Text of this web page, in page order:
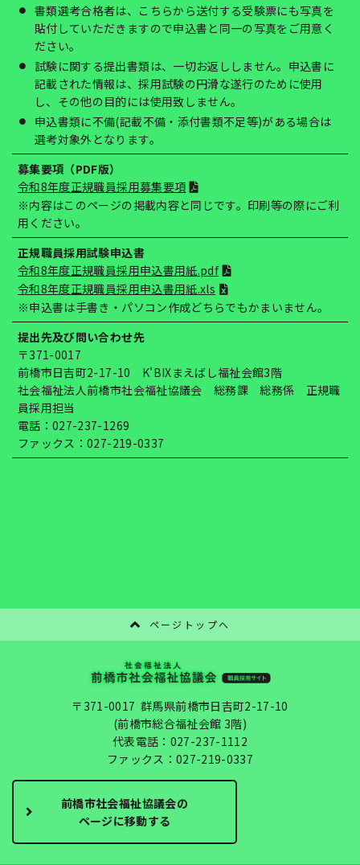
書類選考合格者は、こちらから送付する受験票にも写真を
貼付していただきますので申込書と同一の写真をご用意く
ださい。
試験に関する提出書類は、一切お返ししません。申込書に
記載された情報は、採用試験の円滑な遂行のために使用
し、その他の目的には使用致しません。
申込書類に不備(記載不備・添付書類不足等)がある場合は
選考対象外となります。
募集要項（PDF版）
令和8年度正規職員採用募集要項
※内容はこのページの掲載内容と同じです。印刷等の際にご利
用ください。
正規職員採用試験申込書
令和8年度正規職員採用申込書用紙.pdf
令和8年度正規職員採用申込書用紙.xls
※申込書は手書き・パソコン作成どちらでもかまいません。
提出先及び問い合わせ先
〒371-0017
前橋市日吉町2-17-10 K'BIXまえばし福祉会館3階
社会福祉法人前橋市社会福祉協議会 総務課 総務係 正規職
員採用担当
電話：027-237-1269
ファックス：027-219-0337
ページトップへ
〒371-0017 群馬県前橋市日吉町2-17-10
(前橋市総合福祉会館 3階)
代表電話： 027-237-1112
ファックス：027-219-0337
前橋市社会福祉協議会の
ページに移動する